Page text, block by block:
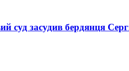
суд засудив бердянця